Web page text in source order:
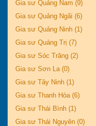
Gia sư Quảng Nam (9)
Gia sư Quảng Ngãi (6)
Gia sư Quảng Ninh (1)
Gia sư Quảng Trị (7)
Gia sư Sóc Trăng (2)
Gia sư Sơn La (0)
Gia sư Tây Ninh (1)
Gia sư Thanh Hóa (6)
Gia sư Thái Bình (1)
Gia sư Thái Nguyên (0)